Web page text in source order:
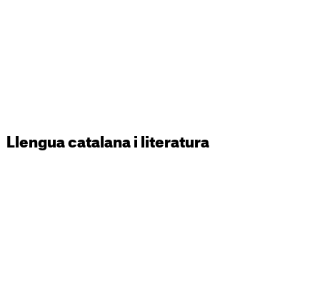
Llengua catalana i literatura